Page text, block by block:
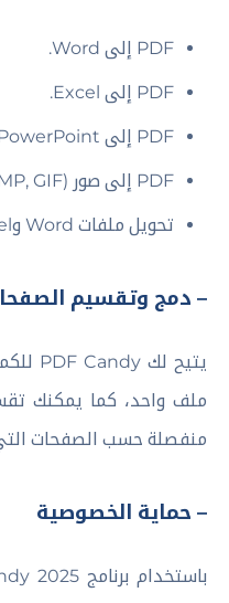
PDF إلى Word.
PDF إلى Excel.
PDF إلى PowerPoint.
PDF إلى صور (JPEG, PNG, BMP, GIF).
تحويل ملفات Word وExcel وغيرها إلى PDF.
– دمج وتقسيم
منفصلة حسب الصفحات
– حماية الخصوصية